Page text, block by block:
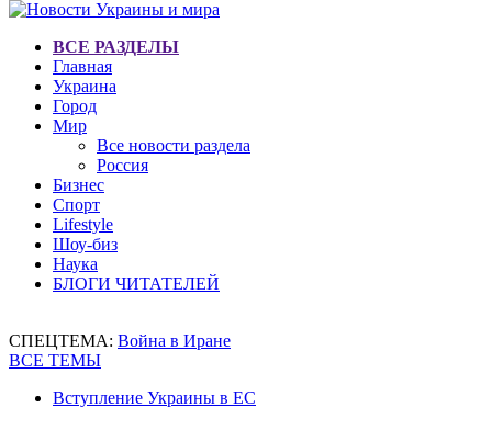
ВСЕ РАЗДЕЛЫ
Главная
Украина
Город
Мир
Все новости раздела
Россия
Бизнес
Спорт
Lifestyle
Шоу-биз
Наука
БЛОГИ ЧИТАТЕЛЕЙ
СПЕЦТЕМА: Война в Иране
ВСЕ ТЕМЫ
Вступление Украины в ЕС